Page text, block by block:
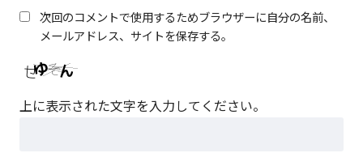
次回のコメントで使用するためブラウザーに自分の名前、
メールアドレス、サイトを保存する。
上に表示された文字を入力してください。